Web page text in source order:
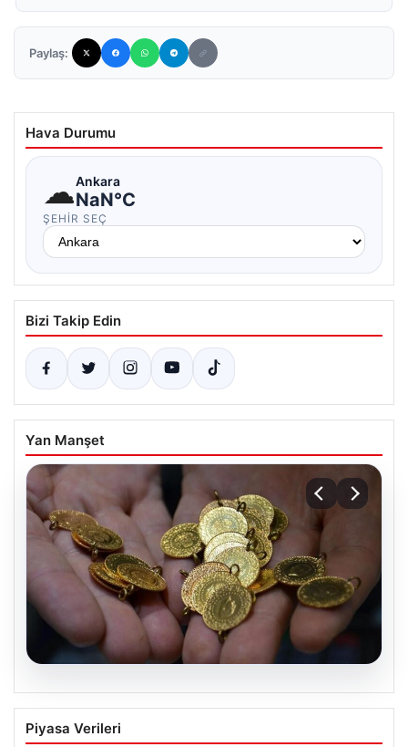
Paylaş:
Hava Durumu
☁Ankara
NaN°C
ŞEHIR SEÇ
Bizi Takip Edin
Yan Manşet
05.08.2026
Altın fiyatları canlı 14 Nisan 2026: Altın
fiyatları ne kadar oldu? Gram, çeyrek,
Piyasa Verileri